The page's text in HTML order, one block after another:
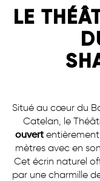
LE
Situé au cœur du
Catelan, le
ouvertentièrement
mètres avec en
Cet écrin naturel
par une charmille